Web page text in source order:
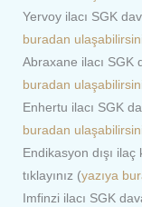
Yervoy ilacı SGK
buradan
Abraxane ilacı SGK
buradan
Enhertu ilacı SGK
buradan
Endikasyon dışı ilaç
tıklayınız (yazıya
Imfinzi ilacı SGK